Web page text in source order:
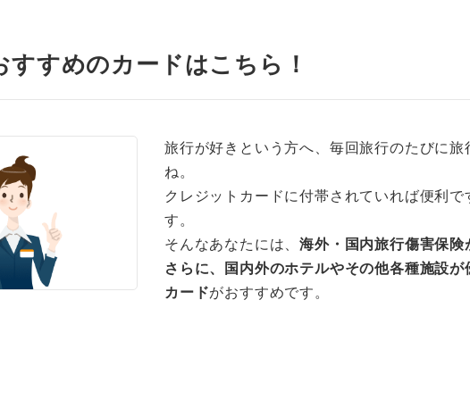
すすめのカードはこちら！
旅行が好きという方へ、毎回旅行のたびに
ね。
クレジットカードに付帯されていれば便利
す。
そんなあなたには、海外・国内旅行傷害保険
さらに、国内外のホテルやその他各種施設
カードがおすすめです。